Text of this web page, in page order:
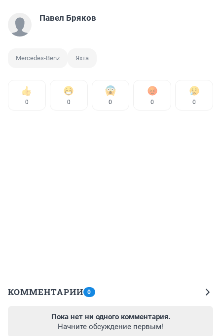
Павел Бряков
Mercedes-Benz Яхта
0 0 0 0 0
КОММЕНТАРИИ 0
Пока нет ни одного комментария.
Начните обсуждение первым!